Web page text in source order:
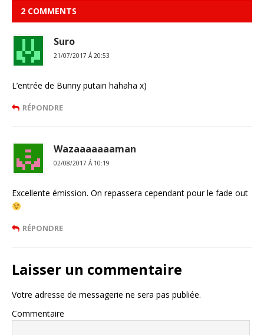
2 COMMENTS
Suro
21/07/2017 Á 20:53
L’entrée de Bunny putain hahaha x)
RÉPONDRE
Wazaaaaaaaman
02/08/2017 Á 10:19
Excellente émission. On repassera cependant pour le fade out
RÉPONDRE
Laisser un commentaire
Votre adresse de messagerie ne sera pas publiée.
Commentaire